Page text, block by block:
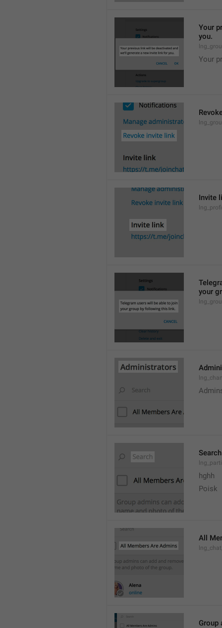
Your
you.
Your
Invite
your
Search
hghh
Poisk
All
Group